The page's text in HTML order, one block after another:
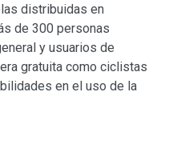
distribuidas en
de 300 personas
y usuarios de
gratuita como ciclistas
en el uso de la